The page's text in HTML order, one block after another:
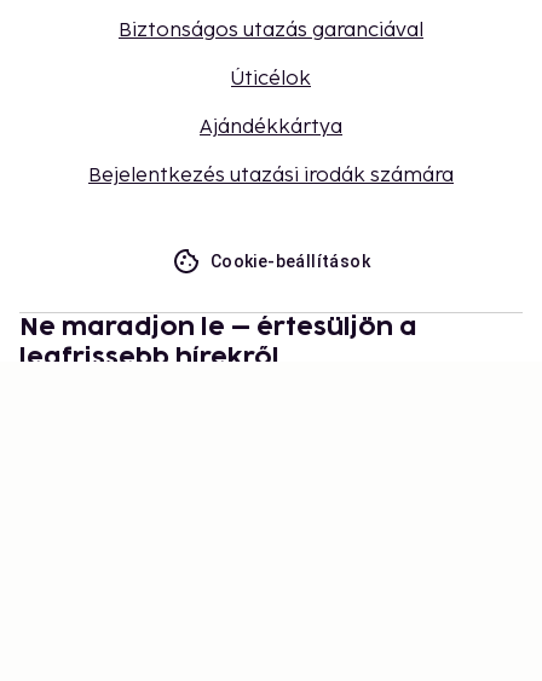
Biztonságos utazás garanciával
Úticélok
Ajándékkártya
Bejelentkezés utazási irodák számára
Cookie-beállítások
Ne maradjon le – értesüljön a
legfrissebb hírekről